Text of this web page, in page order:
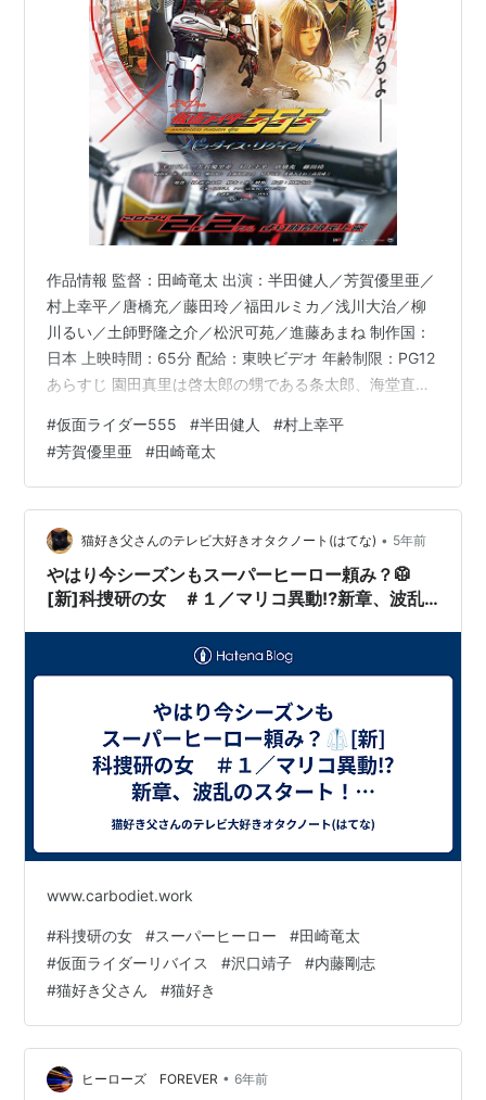
作品情報 監督：田崎竜太 出演：半田健人／芳賀優里亜／
村上幸平／唐橋充／藤田玲／福田ルミカ／浅川大治／柳
川るい／土師野隆之介／松沢可苑／進藤あまね 制作国：
日本 上映時間：65分 配給：東映ビデオ 年齢制限：PG12
あらすじ 園田真里は啓太郎の甥である条太郎、海堂直
クリーニング店「西洋洗濯舗 菊池」を経営、裏ではオル
フェノクの庇護を行っていた。一方、政府の介入で企業
再生したスマートブレインは、何故か生きていた北崎を
社長としてオルフェノク殲滅を目指す企業へと変貌を遂
げていた。ある日、オルフェノクを助ける為に戦ってい
た真里たちの前に、数年前から消…
#仮面ライダー555 #半田健人 #村上幸平
#芳賀優里亜 #田崎竜太
猫好き父さんのテレビ大好きオタクノート(はてな) • 5年前
やはり今シーズンもスーパーヒーロー頼み？🥼
[新]科捜研の女 ＃１／マリコ異動⁉新章、波乱
www.carbodiet.work
#科捜研の女 #スーパーヒーロー #田崎竜太
#仮面ライダーリバイス #沢口靖子 #内藤剛志
#猫好き父さん #猫好き
ヒーローズ FOREVER • 6年前